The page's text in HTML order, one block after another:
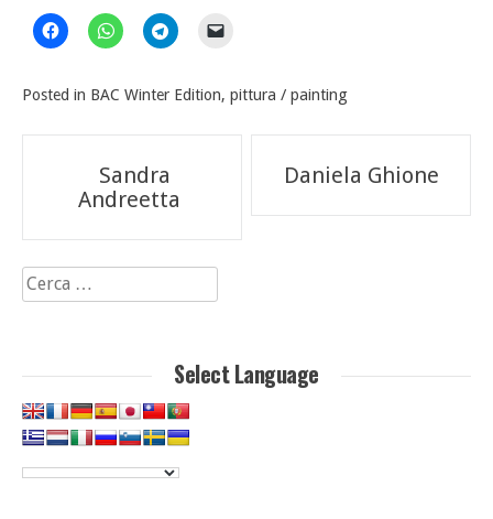
Posted in BAC Winter Edition, pittura / painting
Navigazione
articoli
Sandra
Andreetta
Daniela Ghione
Ricerca
per:
Select Language